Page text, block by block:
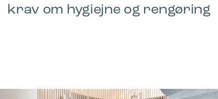
krav om hygiejne og rengøring